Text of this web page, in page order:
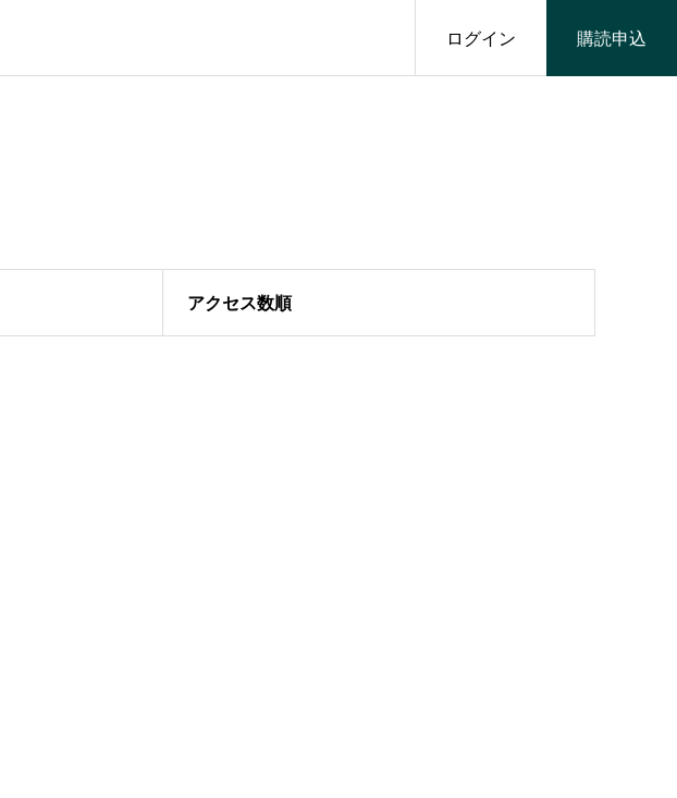
ログイン 購読申込
アクセス数順